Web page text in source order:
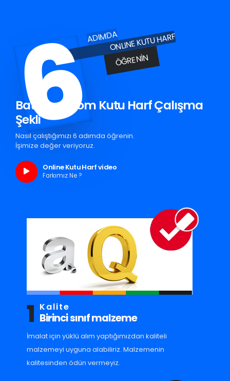
6ADIMDAONLINE KUTU HARF
ÖĞRENIN
Batman Krom Kutu Harf Çalışma
Şekli
Nasıl çalıştığımızı 6 adımda öğrenin.
İşimize değer veriyoruz.
Online Kutu Harf video
Farkımız Ne ?
1 Kalite
Birinci sınıf malzeme
İmalat için yüklü alım yaptığımızdan kaliteli
malzemeyi uyguna alabiliriz. Malzemenin
kalitesinden ödün vermeyiz.